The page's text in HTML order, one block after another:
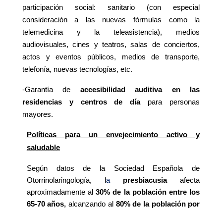
participación social: sanitario (con especial
consideración a las nuevas fórmulas como la
telemedicina y la teleasistencia), medios
audiovisuales, cines y teatros, salas de conciertos,
actos y eventos públicos, medios de transporte,
telefonía, nuevas tecnologías, etc.
-Garantía de accesibilidad auditiva en las
residencias y centros de díapara personas
mayores.
Políticas para un envejecimiento activo y
saludable
Según datos de la Sociedad Española de
Otorrinolaringología, l a presbiacusiaafecta
aproximadamente al30% de la población entre los
65-70 años, alcanzando al 80% de la población por